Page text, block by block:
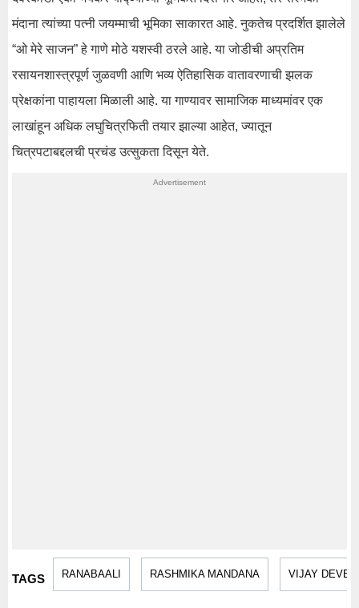
मंदाना त्यांच्या पत्नी जयम्माची भूमिका साकारत आहे. नुकतेच प्रदर्शित झालेले
“ओ मेरे साजन” हे गाणे मोठे यशस्वी ठरले आहे. या जोडीची अप्रतिम
रसायनशास्त्रपूर्ण जुळवणी आणि भव्य ऐतिहासिक वातावरणाची झलक
प्रेक्षकांना पाहायला मिळाली आहे. या गाण्यावर सामाजिक माध्यमांवर एक
लाखांहून अधिक लघुचित्रफिती तयार झाल्या आहेत, ज्यातून
चित्रपटाबद्दलची प्रचंड उत्सुकता दिसून येते.
TAGS RANABAALI RASHMIKA MANDANA VIJAY